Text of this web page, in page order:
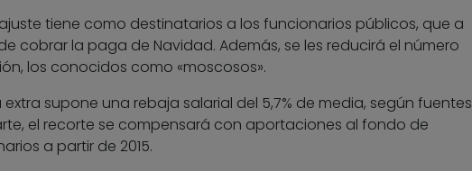
tiene como destinatarios a los funcionarios públicos, que a
cobrar la paga de Navidad. Además, se les reducirá el número
los conocidos como «moscosos».
supone una rebaja salarial del 5,7% de media, según fuentes
el recorte se compensará con aportaciones al fondo de
a partir de 2015.